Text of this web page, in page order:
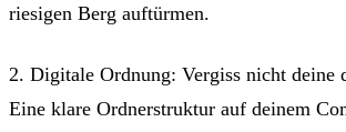
riesigen Berg auftürmen.
2. Digitale Ordnung: Vergiss nicht deine
Eine klare Ordnerstruktur auf deinem